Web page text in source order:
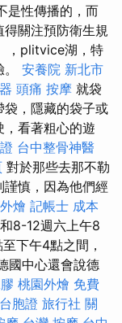
是性傳播的，而
關注預防衛生規
，plitvice湖，特
安養院 新北市
頭痛 按摩 就袋
，隱藏的袋子或
看著粗心的遊
台中整骨神醫
對於那些去那不勒
慎，因為他們經
燴 記帳士 成本
8-12週六上午8
下午4點之間，
國中心還會說德
桃園外燴 免費
台胞證 旅行社 關